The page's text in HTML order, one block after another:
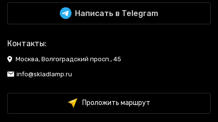
Написать в Telegram
Контакты:
Москва, Волгоградский просп., 45
info@skladlamp.ru
Проложить маршрут